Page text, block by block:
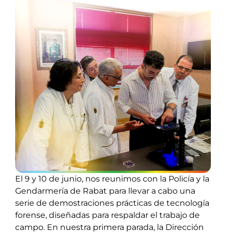
El 9 y 10 de junio, nos reunimos con la Policía y la
Gendarmería de Rabat para llevar a cabo una
serie de demostraciones prácticas de tecnología
forense, diseñadas para respaldar el trabajo de
campo. En nuestra primera parada, la Dirección